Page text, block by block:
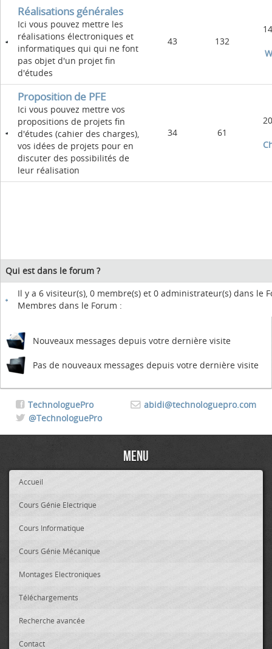
Réalisations générales
Ici vous pouvez mettre les
réalisations électroniques et
informatiques qui qui ne font
pas objet d'un projet fin
d'études
43 132
Proposition de PFE
Ici vous pouvez mettre vos
propositions de projets fin
d'études (cahier des charges),
vos idées de projets pour en
discuter des possibilités de
leur réalisation
34 61
Qui est dans le forum ?
Il y a 6 visiteur(s), 0 membre(s) et 0 administrateur(s) dans le
Membres dans le Forum :
Nouveaux messages depuis votre dernière visite
Pas de nouveaux messages depuis votre dernière visite
abidi@technologuepro.com
TechnologuePro
@TechnologuePro
Menu
Accueil
Cours Génie Electrique
Cours Informatique
Cours Génie Mécanique
Montages Electroniques
Téléchargements
Recherche avancée
Contact